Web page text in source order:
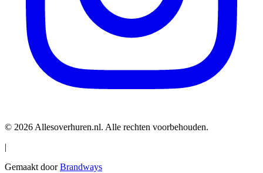
© 2026 Allesoverhuren.nl. Alle rechten voorbehouden.
|
Gemaakt doorBrandways